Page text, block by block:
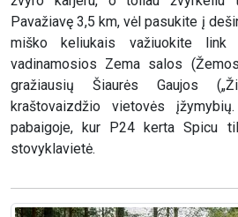
Pavažiavę 3,5 km, vėl pasukite į
miško keliukais važiuokite
vadinamosios Zema salos
gražiausių Šiaurės Gaujos
kraštovaizdžio vietovės
pabaigoje, kur P24 kerta Spicu
stovyklavietė.